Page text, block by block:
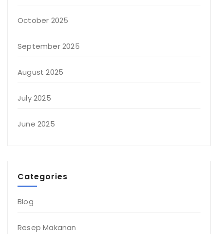
October 2025
September 2025
August 2025
July 2025
June 2025
Categories
Blog
Resep Makanan